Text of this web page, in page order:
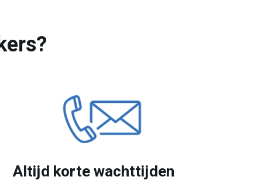
Altijd korte wachttijden